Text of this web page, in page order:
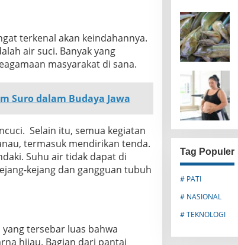
terkenal akan keindahannya.
air suci. Banyak yang
masyarakat di sana.
Suro dalam Budaya Jawa
Selain itu, semua kegiatan
termasuk mendirikan tenda.
Suhu air tidak dapat di
kejang dan gangguan tubuh
tersebar luas bahwa
hijau. Bagian dari pantai
Tag Populer
# PATI
# NASIONAL
# TEKNOLOGI